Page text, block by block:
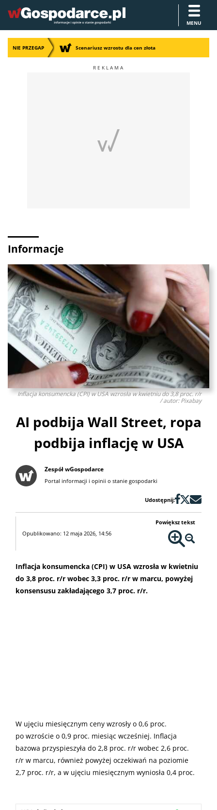
MENU
NIE PRZEGAP Scenariusz wzrostu dla cen złota
Informacje
Inflacja konsumencka (CPI) w USA wzrosła w kwietniu do 3,8 proc. r/r
/ autor: Pixabay
AI podbija Wall Street, ropa
podbija inflację w USA
Zespół wGospodarce
Portal informacji i opinii o stanie gospodarki
Udostępnij:
Opublikowano: 12 maja 2026, 14:56
Powiększ tekst
Inflacja konsumencka (CPI) w USA wzrosła w kwietniu
do 3,8 proc. r/r wobec 3,3 proc. r/r w marcu, powyżej
konsensusu zakładającego 3,7 proc. r/r.
W ujęciu miesięcznym ceny wzrosły o 0,6 proc.
po wzroście o 0,9 proc. miesiąc wcześniej. Inflacja
bazowa przyspieszyła do 2,8 proc. r/r wobec 2,6 proc.
r/r w marcu, również powyżej oczekiwań na poziomie
2,7 proc. r/r, a w ujęciu miesięcznym wyniosła 0,4 proc.